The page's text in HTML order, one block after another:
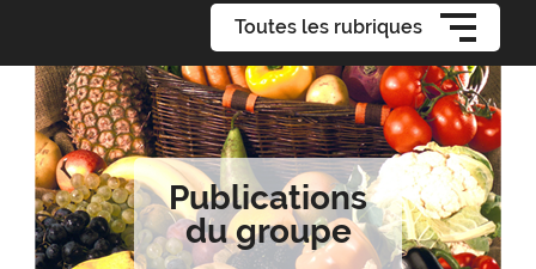
Toutes les rubriques
Publications
du groupe